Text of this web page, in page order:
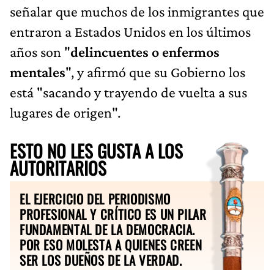
señalar que muchos de los inmigrantes que
entraron a Estados Unidos en los últimos
años son "delincuentes o enfermos
mentales", y afirmó que su Gobierno los
está "sacando y trayendo de vuelta a sus
lugares de origen".
ESTO NO LES GUSTA A LOS
AUTORITARIOS
EL EJERCICIO DEL PERIODISMO
PROFESIONAL Y CRÍTICO ES UN PILAR
FUNDAMENTAL DE LA DEMOCRACIA.
POR ESO MOLESTA A QUIENES CREEN
SER LOS DUEÑOS DE LA VERDAD.